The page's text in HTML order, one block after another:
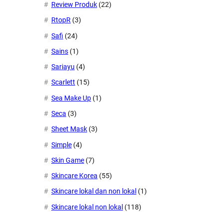
Review Produk (22)
RtopR (3)
Safi (24)
Sains (1)
Sariayu (4)
Scarlett (15)
Sea Make Up (1)
Seca (3)
Sheet Mask (3)
Simple (4)
Skin Game (7)
Skincare Korea (55)
Skincare lokal dan non lokal (1)
Skincare lokal non lokal (118)